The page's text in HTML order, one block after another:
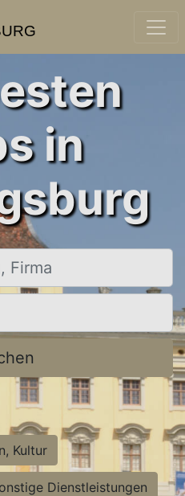
in
Kultur
Dienstleistungen